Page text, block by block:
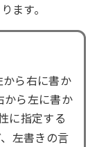
ます。
ら右に書か
ら左に書か
に指定する
左書きの言